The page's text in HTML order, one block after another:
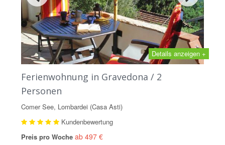
Details anzeigen +
Ferienwohnung in Gravedona / 2
Personen
Comer See, Lombardei (Casa Asti)
Kundenbewertung
Preis pro Woche ab 497 €